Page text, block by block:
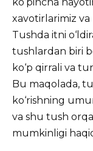
xavotirlarimiz
Tushda itni
tushlardan biri
ko‘p qirrali va
Bu maqolada,
ko‘rishning
va shu tush
mumkinligi